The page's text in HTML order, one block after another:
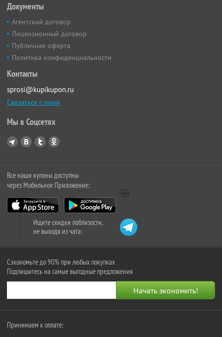
Документы
Агентский договор
Лицензионный договор
Публичная оферта
Политика конфиденциальности
Контакты
sprosi@kupikupon.ru
Связаться с нами
Мы в Соцсетях
Все наши купоны доступны
через Мобильное Приложение:
Ищите скидки поблизости,
не выходя из чата:
Сэкономьте до 90% при любых покупках
Подпишитесь на самые выгодные предложения
Принимаем к оплате: